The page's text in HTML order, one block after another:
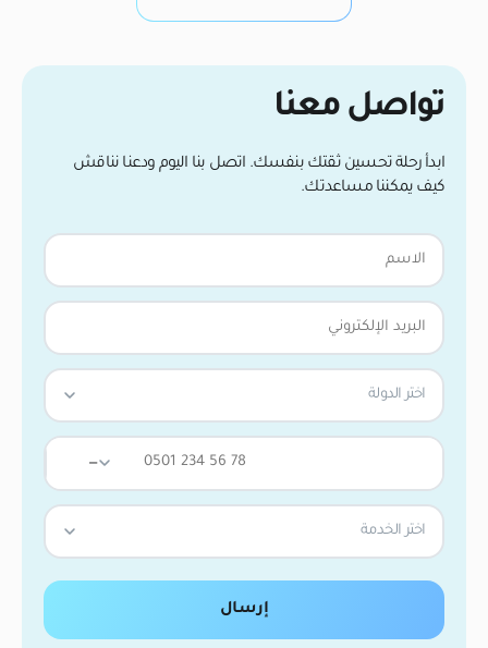
تواصل معنا
ابدأ رحلة تحسين ثقتك بنفسك. اتصل بنا اليوم ودعنا نناقش
كيف يمكننا مساعدتك.
اختر الدولة
—
اختر الخدمة
إرسال